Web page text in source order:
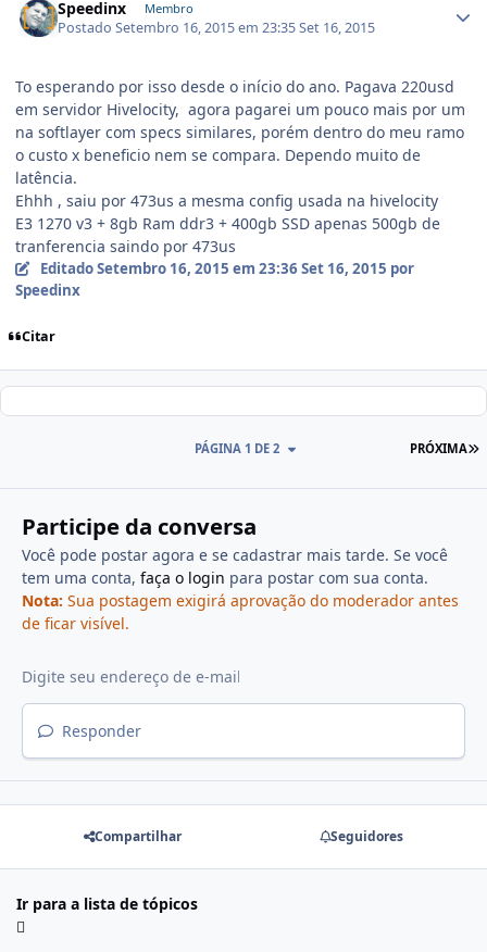
Speedinx Membro
PostadoSetembro 16, 2015 em 23:35Set 16, 2015
To esperando por isso desde o início do ano. Pagava 220usd
em servidor Hivelocity, agora pagarei um pouco mais por um
na softlayer com specs similares, porém dentro do meu ramo
o custo x beneficio nem se compara. Dependo muito de
latência.
Ehhh , saiu por 473us a mesma config usada na hivelocity
E3 1270 v3 + 8gb Ram ddr3 + 400gb SSD apenas 500gb de
tranferencia saindo por 473us
EditadoSetembro 16, 2015 em 23:36 Set 16, 2015 por
Speedinx
Citar
PRÓXIMA
PÁGINA 1 DE 2
Participe da conversa
Você pode postar agora e se cadastrar mais tarde. Se você
tem uma conta, faça o login para postar com sua conta.
Nota: Sua postagem exigirá aprovação do moderador antes
de ficar visível.
Responder
Compartilhar Seguidores
Ir para a lista de tópicos